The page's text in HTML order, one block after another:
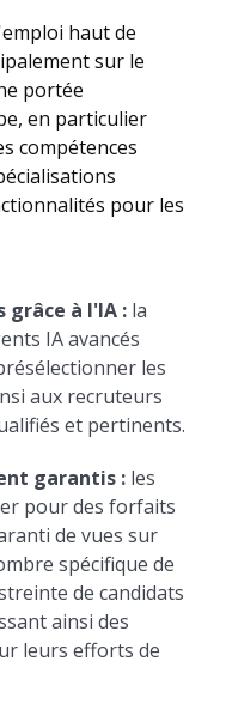
haut de
sur le
portée
en particulier
compétences
pour les
grâce à l'IA :la
IA avancés
les
aux recruteurs
et pertinents.
garantis :les
pour des forfaits
de vues sur
spécifique de
de candidats
ainsi des
leurs efforts de